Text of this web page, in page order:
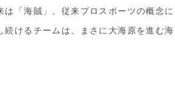
は「海賊」。従来プロスポーツの概念に
続けるチームは、まさに大海原を進む海